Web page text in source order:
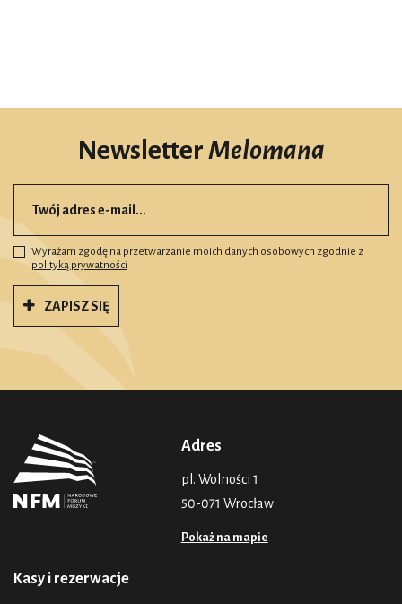
NewsletterMelomana
Wyrażam zgodę na przetwarzanie moich danych osobowych zgodnie z
polityką prywatności
ZAPISZ SIĘ
Adres
pl. Wolności 1
50-071 Wrocław
Pokaż na mapie
Kasy i rezerwacje